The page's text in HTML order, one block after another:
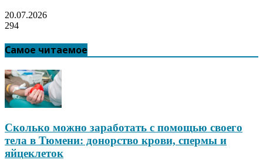
20.07.2026
294
Самое читаемое
Сколько можно заработать с помощью своего
тела в Тюмени: донорство крови, спермы и
яйцеклеток